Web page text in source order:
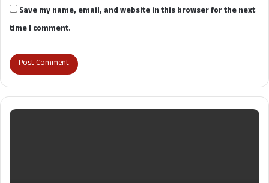
Save my name, email, and website in this browser for the next
time I comment.